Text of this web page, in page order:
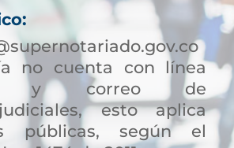
no cuenta con línea
y correo de
esto aplica
públicas, según el